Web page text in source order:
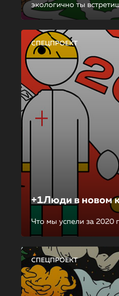
экологично ты
СПЕЦПРОЕКТ
+1Люди в новом
Что мы успели за 2020
СПЕЦПРОЕКТ